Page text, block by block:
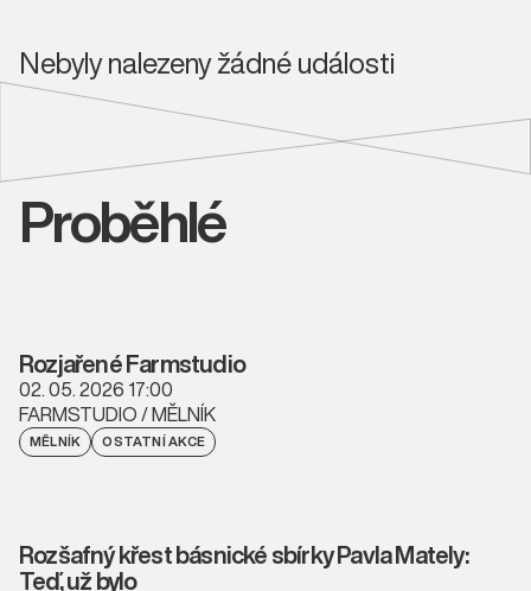
Nebyly nalezeny žádné události
Proběhlé
Rozjařené Farmstudio
02. 05. 2026 17:00
FARMSTUDIO / MĚLNÍK
MĚLNÍK OSTATNÍ AKCE
Rozšafný křest básnické sbírky Pavla Mately:
Teď, už bylo